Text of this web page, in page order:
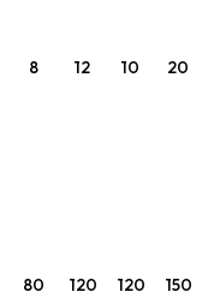
8 12 10 20
80 120 120 150